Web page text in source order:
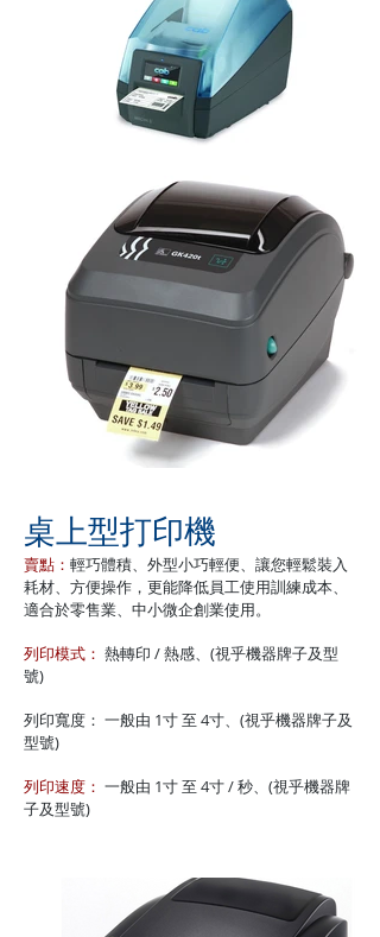
桌上型打印機
賣點： 輕巧體積、外型小巧輕便、讓您輕鬆裝入
耗材、方便操作，更能降低員工使用訓練成本、
適合於零售業、中小微企創業使用。
列印模式： 熱轉印 / 熱感、(視乎機器牌子及型
號)
列印寬度： 一般由 1寸 至 4寸、(視乎機器牌子及
型號)
列印速度： 一般由 1寸 至 4寸 / 秒、(視乎機器牌
子及型號)